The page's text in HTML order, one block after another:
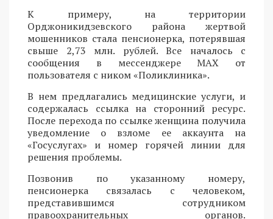
К примеру, на территории
Орджоникидзевского района жертвой
мошенников стала пенсионерка, потерявшая
свыше 2,73 млн. рублей. Все началось с
сообщения в мессенджере MAX от
пользователя с ником «Поликлиника».
В нем предлагались медицинские услуги, и
содержалась ссылка на сторонний ресурс.
После перехода по ссылке женщина получила
уведомление о взломе ее аккаунта на
«Госуслугах» и номер горячей линии для
решения проблемы.
Позвонив по указанному номеру,
пенсионерка связалась с человеком,
представившимся сотрудником
правоохранительных органов.